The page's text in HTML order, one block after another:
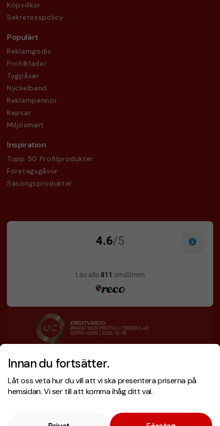
Innan du fortsätter.
Låt oss veta hur du vill att vi ska presentera priserna på
hemsidan. Vi ser till att komma ihåg ditt val.
Köpvillkor
Sekretesspolicy
Populärt
Reklamgodis
Profilkläder
Tygpåsar
Nyckelband
Reklampennor
Kepsar
Miljösmart
Inspiration
Topp 50 Profilprodukter
Företagsgåvor
Säsongsprodukter
Designskiss inom 1 h
Fri offert
Snabb leverans